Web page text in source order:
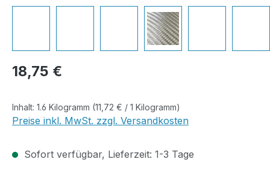
Regulärer Preis:
18,75 €
Inhalt: 1.6 Kilogramm (11,72 € / 1 Kilogramm)
Preise inkl. MwSt. zzgl. Versandkosten
Sofort verfügbar, Lieferzeit: 1-3 Tage